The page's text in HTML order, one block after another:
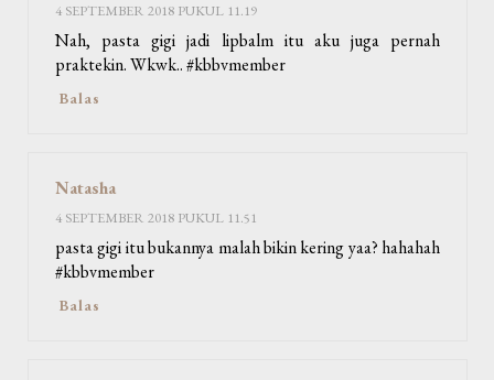
4 SEPTEMBER 2018 PUKUL 11.19
Nah, pasta gigi jadi lipbalm itu aku juga pernah
praktekin. Wkwk.. #kbbvmember
Balas
Natasha
4 SEPTEMBER 2018 PUKUL 11.51
pasta gigi itu bukannya malah bikin kering yaa? hahahah
#kbbvmember
Balas